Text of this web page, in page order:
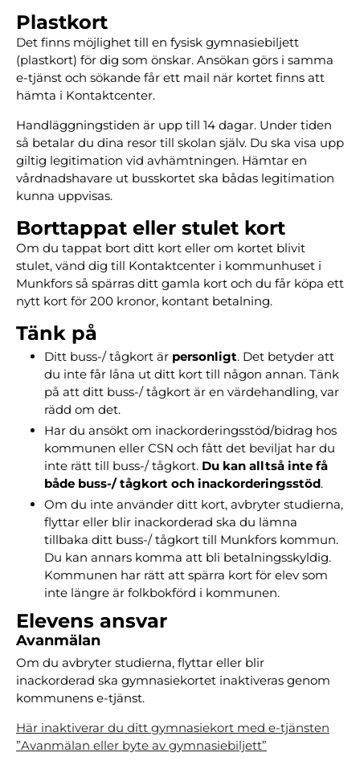
Plastkort
Det finns möjlighet till en fysisk gymnasiebiljett
(plastkort) för dig som önskar. Ansökan görs i samma
e-tjänst och sökande får ett mail när kortet finns att
hämta i Kontaktcenter.
Handläggningstiden är upp till 14 dagar. Under tiden
så betalar du dina resor till skolan själv. Du ska visa upp
giltig legitimation vid avhämtningen. Hämtar en
vårdnadshavare ut busskortet ska bådas legitimation
kunna uppvisas.
Borttappat eller stulet kort
Om du tappat bort ditt kort eller om kortet blivit
stulet, vänd dig till Kontaktcenter i kommunhuset i
Munkfors så spärras ditt gamla kort och du får köpa ett
nytt kort för 200 kronor, kontant betalning.
Tänk på
Ditt buss-/ tågkort är personligt. Det betyder att
du inte får låna ut ditt kort till någon annan. Tänk
på att ditt buss-/ tågkort är en värdehandling, var
rädd om det.
Har du ansökt om inackorderingsstöd/bidrag hos
kommunen eller CSN och fått det beviljat har du
inte rätt till buss-/ tågkort. Du kan alltså inte få
både buss-/ tågkort och inackorderingsstöd.
Om du inte använder ditt kort, avbryter studierna,
flyttar eller blir inackorderad ska du lämna
tillbaka ditt buss-/ tågkort till Munkfors kommun.
Du kan annars komma att bli betalningsskyldig.
Kommunen har rätt att spärra kort för elev som
inte längre är folkbokförd i kommunen.
Elevens ansvar
Avanmälan
Om du avbryter studierna, flyttar eller blir
inackorderad ska gymnasiekortet inaktiveras genom
kommunens e-tjänst.
Här inaktiverar du ditt gymnasiekort med e-tjänsten
”Avanmälan eller byte av gymnasiebiljett”